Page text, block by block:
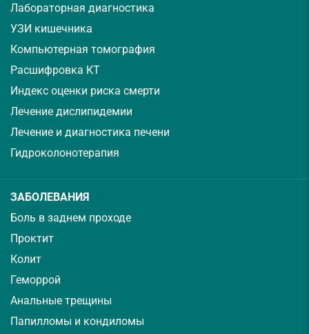
Лабораторная диагностика
УЗИ кишечника
Компьютерная томография
Расшифровка КТ
Индекс оценки риска смерти
Лечение дислипидемии
Лечение и диагностика печени
Гидроколонотерапия
ЗАБОЛЕВАНИЯ
Боль в заднем проходе
Проктит
Колит
Геморрой
Анальные трещины
Папилломы и кондиломы